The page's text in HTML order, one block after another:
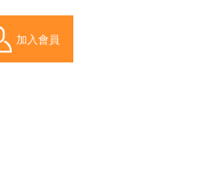
加入會員